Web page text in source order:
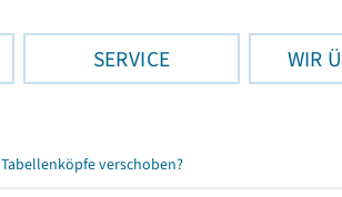
SERVICE WIR
Tabellenköpfe verschoben?